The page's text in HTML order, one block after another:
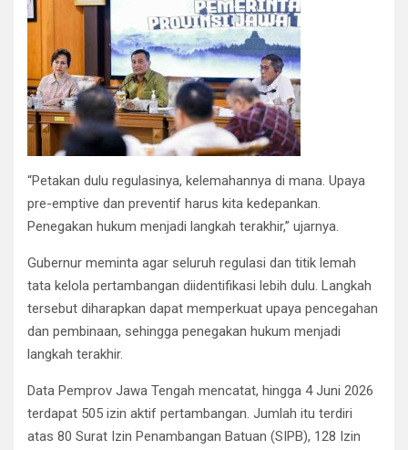
“Petakan dulu regulasinya, kelemahannya di mana. Upaya
pre-emptive dan preventif harus kita kedepankan.
Penegakan hukum menjadi langkah terakhir,” ujarnya.
Gubernur meminta agar seluruh regulasi dan titik lemah
tata kelola pertambangan diidentifikasi lebih dulu. Langkah
tersebut diharapkan dapat memperkuat upaya pencegahan
dan pembinaan, sehingga penegakan hukum menjadi
langkah terakhir.
Data Pemprov Jawa Tengah mencatat, hingga 4 Juni 2026
terdapat 505 izin aktif pertambangan. Jumlah itu terdiri
atas 80 Surat Izin Penambangan Batuan (SIPB), 128 Izin